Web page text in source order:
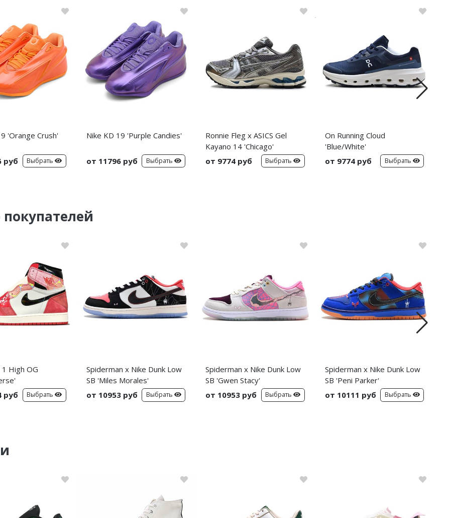
'Orange Crush'
руб Выбрать
Nike KD 19 'Purple Candies'
от 11796 руб Выбрать
Ronnie Fleg x ASICS Gel
Kayano 14 'Chicago'
от 9774 руб
Выбрать
On Running Cloud
'Blue/White'
от 9774 руб
Выбрать
1 High OG
руб
Выбрать
Spiderman x Nike Dunk Low
SB 'Miles Morales'
от 10953 руб
Выбрать
Spiderman x Nike Dunk Low
SB 'Gwen Stacy'
от 10953 руб
Выбрать
Spiderman x Nike Dunk Low
SB 'Peni Parker'
от 10111 руб
Выбрать